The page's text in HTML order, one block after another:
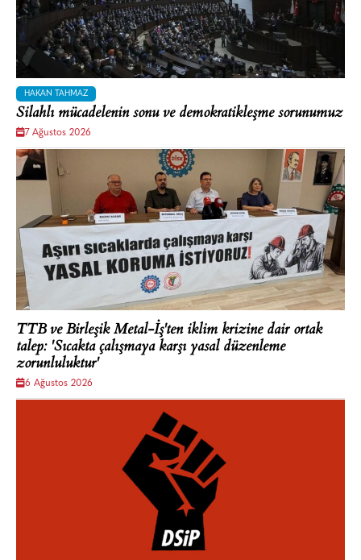
HAKAN TAHMAZ
Silahlı mücadelenin sonu ve demokratikleşme sorunumuz
7 Ağustos 2026
TTB ve Birleşik Metal-İş'ten iklim krizine dair ortak
talep: 'Sıcakta çalışmaya karşı yasal düzenleme
zorunluluktur'
6 Ağustos 2026